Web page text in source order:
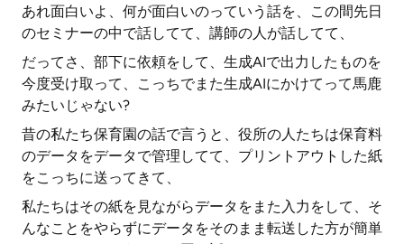
あれ面白いよ、何が面白いのっていう話を、この間先日
のセミナーの中で話してて、講師の人が話してて、
だってさ、部下に依頼をして、生成AIで出力したものを
今度受け取って、こっちでまた生成AIにかけてって馬鹿
みたいじゃない?
昔の私たち保育園の話で言うと、役所の人たちは保育料
のデータをデータで管理してて、プリントアウトした紙
をこっちに送ってきて、
私たちはその紙を見ながらデータをまた入力をして、そ
んなことをやらずにデータをそのまま転送した方が簡単